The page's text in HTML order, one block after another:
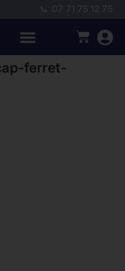
07 71 75 12 75
ferret-